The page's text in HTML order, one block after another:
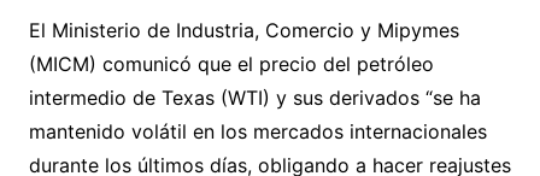
El Ministerio de Industria, Comercio y Mipymes
(MICM) comunicó que el precio del petróleo
intermedio de Texas (WTI) y sus derivados “se ha
mantenido volátil en los mercados internacionales
durante los últimos días, obligando a hacer reajustes